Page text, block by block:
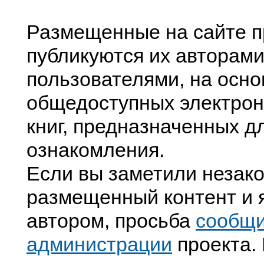
Размещенные на сайте
публикуются их
пользователями, на
общедоступных
книг, предназначенных
ознакомления.
Если вы заметили
размещенный контент и
автором, просьба
администрации